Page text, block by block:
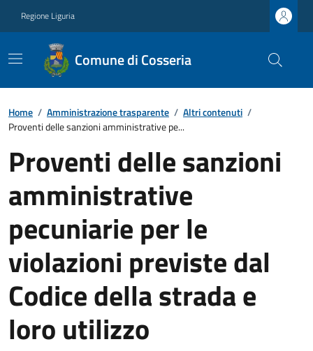
Regione Liguria
Comune di Cosseria
Home / Amministrazione trasparente / Altri contenuti /
Proventi delle sanzioni amministrative pe...
Proventi delle sanzioni
amministrative
pecuniarie per le
violazioni previste dal
Codice della strada e
loro utilizzo